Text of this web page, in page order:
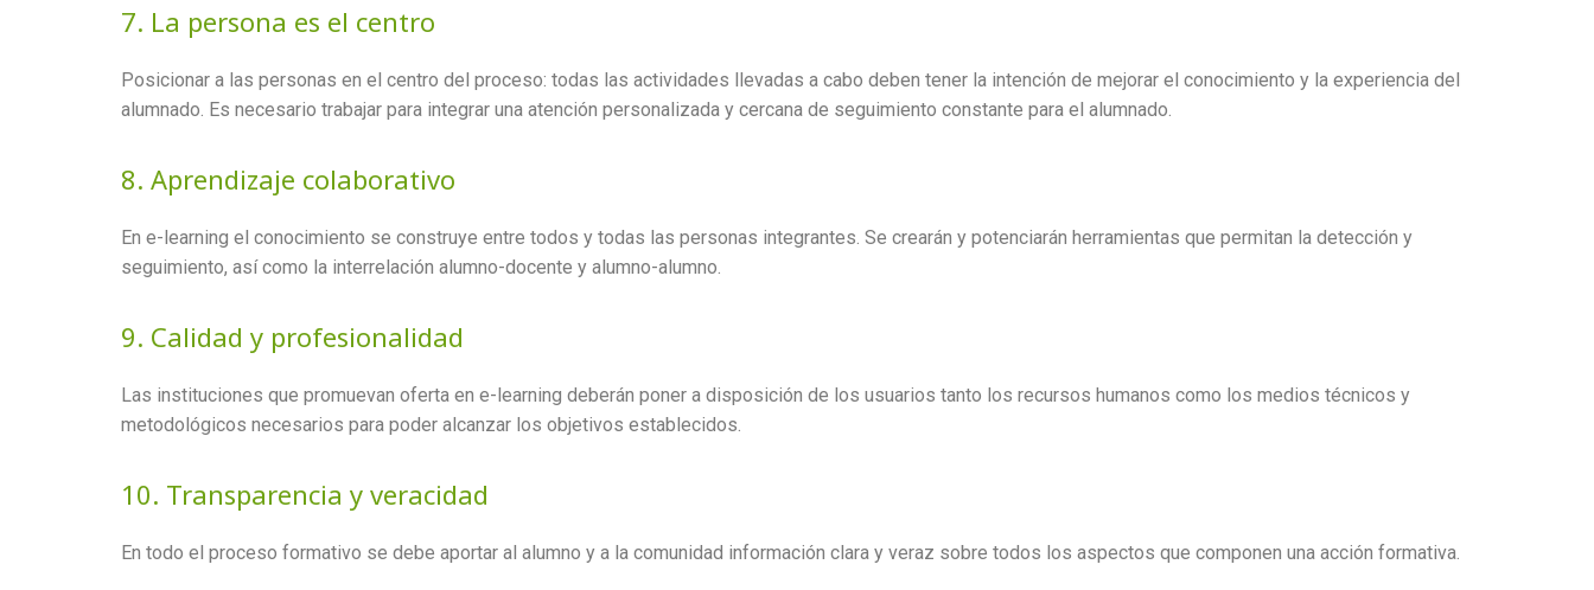
7. La persona es el centro
Posicionar a las personas en el centro del proceso: todas las actividades llevadas a cabo deben tener la intención de mejorar el conocimiento y la experiencia del
alumnado. Es necesario trabajar para integrar una atención personalizada y cercana de seguimiento constante para el alumnado.
8. Aprendizaje colaborativo
En e-learning el conocimiento se construye entre todos y todas las personas integrantes. Se crearán y potenciarán herramientas que permitan la detección y
seguimiento, así como la interrelación alumno-docente y alumno-alumno.
9. Calidad y profesionalidad
Las instituciones que promuevan oferta en e-learning deberán poner a disposición de los usuarios tanto los recursos humanos como los medios técnicos y
metodológicos necesarios para poder alcanzar los objetivos establecidos.
10. Transparencia y veracidad
En todo el proceso formativo se debe aportar al alumno y a la comunidad información clara y veraz sobre todos los aspectos que componen una acción formativa.